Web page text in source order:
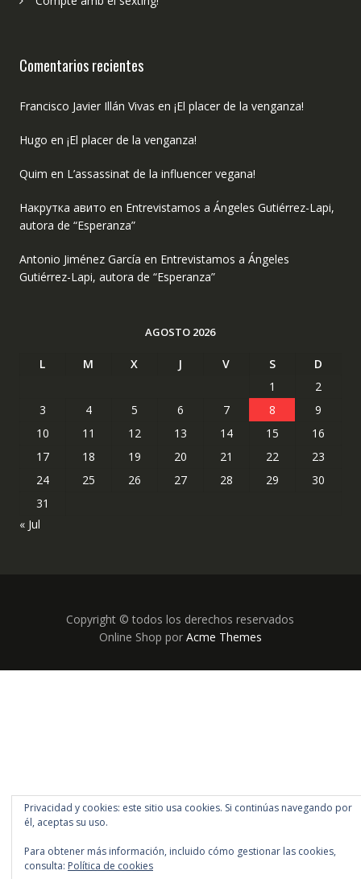
Comentarios recientes
Francisco Javier Illán Vivas en ¡El placer de la venganza!
Hugo en ¡El placer de la venganza!
Quim en L’assassinat de la influencer vegana!
Накрутка авито en Entrevistamos a Ángeles Gutiérrez-Lapi,
autora de “Esperanza”
Antonio Jiménez García en Entrevistamos a Ángeles
Gutiérrez-Lapi, autora de “Esperanza”
AGOSTO 2026
L M X J V S
D
1
2
3
4 5 6 7 8
9
10
11 12 13 14 15
16
17
18 19 20 21 22
23
24
25 26 27 28 29
30
31
« Jul
Copyright © todos los derechos reservados
Online Shop por Acme Themes
Privacidad y cookies: este sitio usa cookies. Si continúas navegando por
él, aceptas su uso.
Para obtener más información, incluido cómo gestionar las cookies,
consulta: Política de cookies